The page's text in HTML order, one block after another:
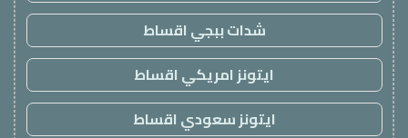
شدات ببجي اقساط
ايتونز امريكي اقساط
ايتونز سعودي اقساط